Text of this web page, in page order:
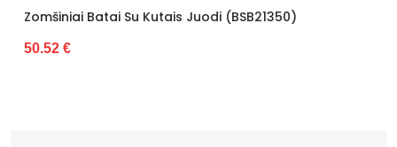
Batai Su Kutais Juodi (BSB21350)
€